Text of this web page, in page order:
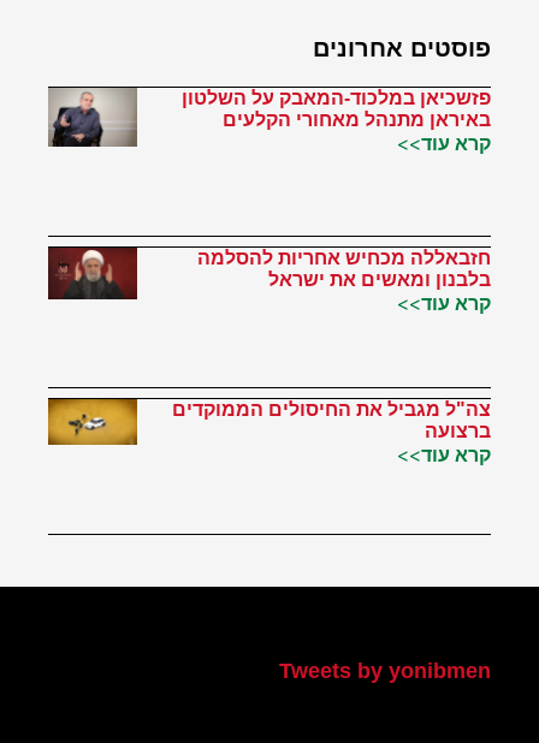
פוסטים אחרונים
פזשכיאן במלכוד-המאבק על השלטון
באיראן מתנהל מאחורי הקלעים
קרא עוד>>
חזבאללה מכחיש אחריות להסלמה
בלבנון ומאשים את ישראל
קרא עוד>>
צה"ל מגביל את החיסולים הממוקדים
ברצועה
קרא עוד>>
Tweets by yonibmen